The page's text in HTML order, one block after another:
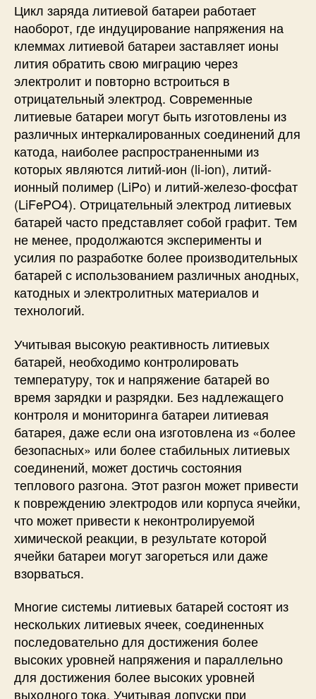
и
л
я
х
Цикл заряда литиевой батареи работает
наоборот, где индуцирование напряжения на
клеммах литиевой батареи заставляет ионы
лития обратить свою миграцию через
электролит и повторно встроиться в
отрицательный электрод. Современные
литиевые батареи могут быть изготовлены из
различных интеркалированных соединений для
катода, наиболее распространенными из
которых являются литий-ион (li-ion), литий-
ионный полимер (LiPo) и литий-железо-фосфат
(LiFePO4). Отрицательный электрод литиевых
батарей часто представляет собой графит. Тем
не менее, продолжаются эксперименты и
усилия по разработке более производительных
батарей с использованием различных анодных,
катодных и электролитных материалов и
технологий.
Учитывая высокую реактивность литиевых
батарей, необходимо контролировать
температуру, ток и напряжение батарей во
время зарядки и разрядки. Без надлежащего
контроля и мониторинга батареи литиевая
батарея, даже если она изготовлена ​​из «более
безопасных» или более стабильных литиевых
соединений, может достичь состояния
теплового разгона. Этот разгон может привести
к повреждению электродов или корпуса ячейки,
что может привести к неконтролируемой
химической реакции, в результате которой
ячейки батареи могут загореться или даже
взорваться.
Многие системы литиевых батарей состоят из
нескольких литиевых ячеек, соединенных
последовательно для достижения более
высоких уровней напряжения и параллельно
для достижения более высоких уровней
выходного тока. Учитывая допуски при